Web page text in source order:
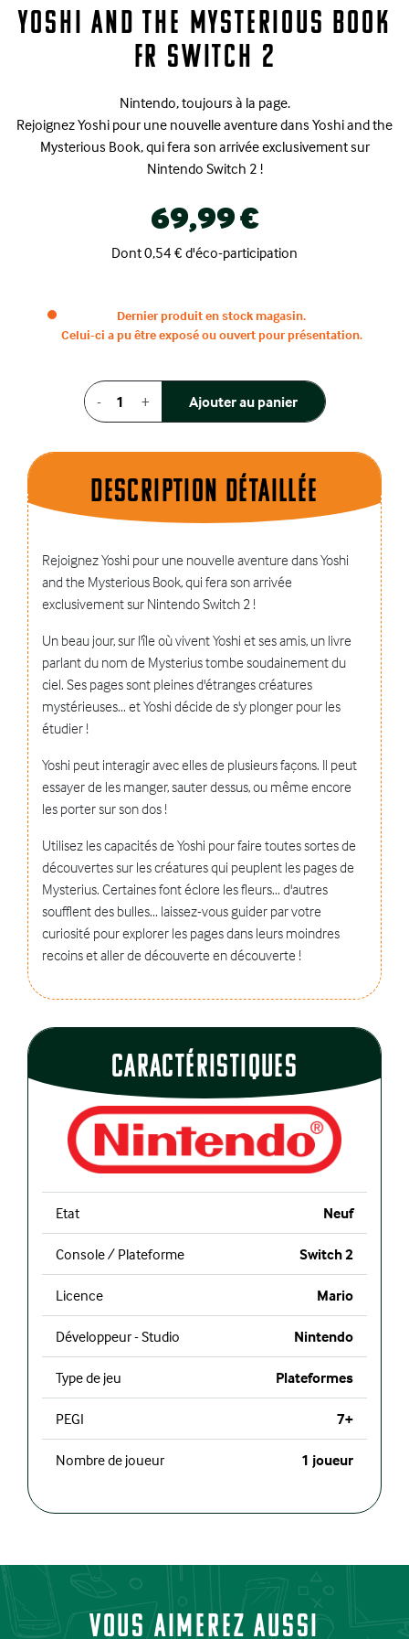
Yoshi and The Mysterious Book
FR Switch 2
Nintendo, toujours à la page.
Rejoignez Yoshi pour une nouvelle aventure dans Yoshi and the
Mysterious Book, qui fera son arrivée exclusivement sur
Nintendo Switch 2 !
69,99 €
Dont 0,54 € d'éco-participation
Dernier produit en stock magasin.
Celui-ci a pu être exposé ou ouvert pour présentation.
- + Ajouter au panier
Description dÉtaillÉe
Rejoignez Yoshi pour une nouvelle aventure dans Yoshi
and the Mysterious Book, qui fera son arrivée
exclusivement sur Nintendo Switch 2 !
Un beau jour, sur l'île où vivent Yoshi et ses amis, un livre
parlant du nom de Mysterius tombe soudainement du
ciel. Ses pages sont pleines d'étranges créatures
mystérieuses... et Yoshi décide de s'y plonger pour les
étudier !
Yoshi peut interagir avec elles de plusieurs façons. Il peut
essayer de les manger, sauter dessus, ou même encore
les porter sur son dos !
Utilisez les capacités de Yoshi pour faire toutes sortes de
découvertes sur les créatures qui peuplent les pages de
Mysterius. Certaines font éclore les fleurs... d'autres
soufflent des bulles... laissez-vous guider par votre
curiosité pour explorer les pages dans leurs moindres
recoins et aller de découverte en découverte !
CaractÉristiques
Etat Neuf
Console / Plateforme Switch 2
Licence Mario
Développeur - Studio Nintendo
Type de jeu Plateformes
PEGI 7+
Nombre de joueur 1 joueur
Vous aimerez aussi